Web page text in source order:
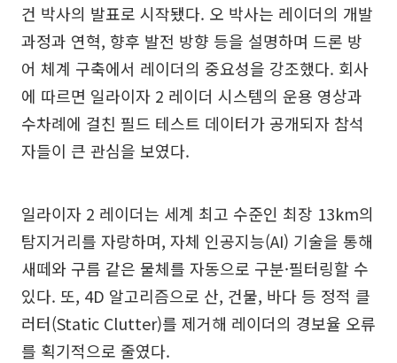
건 박사의 발표로 시작됐다. 오 박사는 레이더의 개발
과정과 연혁, 향후 발전 방향 등을 설명하며 드론 방
어 체계 구축에서 레이더의 중요성을 강조했다. 회사
에 따르면 일라이자 2 레이더 시스템의 운용 영상과
수차례에 걸친 필드 테스트 데이터가 공개되자 참석
자들이 큰 관심을 보였다.
일라이자 2 레이더는 세계 최고 수준인 최장 13km의
탐지거리를 자랑하며, 자체 인공지능(AI) 기술을 통해
새떼와 구름 같은 물체를 자동으로 구분·필터링할 수
있다. 또, 4D 알고리즘으로 산, 건물, 바다 등 정적 클
러터(Static Clutter)를 제거해 레이더의 경보율 오류
를 획기적으로 줄였다.